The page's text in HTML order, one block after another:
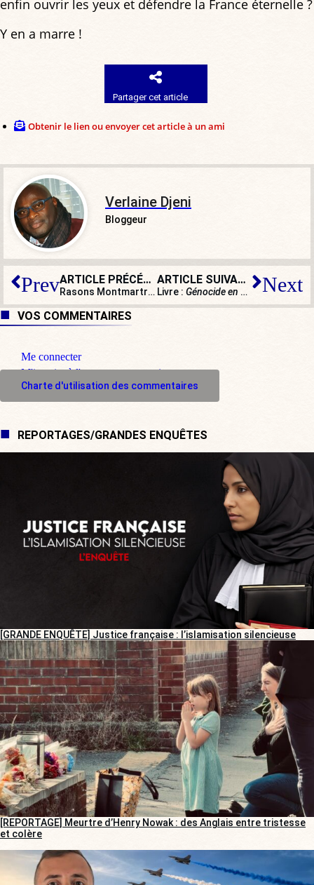
enfin ouvrir les yeux et défendre la France éternelle ?
Y en a marre !
Partager cet article
Obtenir le lien ou envoyer cet article à un ami
Verlaine Djeni
Bloggeur
Prev ARTICLE PRÉCÉDENT
Rasons Montmartre !
ARTICLE SUIVANT
Livre : Génocide en Vendée (1793-1794) Next
VOS COMMENTAIRES
Me connecter
M'inscrire à l'espace commentaire
Charte d'utilisation des commentaires
REPORTAGES/GRANDES ENQUÊTES
[GRANDE ENQUÊTE] Justice française : l’islamisation silencieuse
[REPORTAGE] Meurtre d’Henry Nowak : des Anglais entre tristesse
et colère